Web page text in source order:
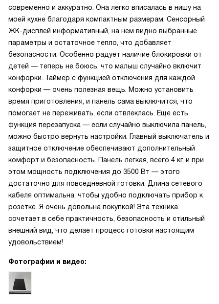
современно и аккуратно. Она легко вписалась в нишу на
моей кухне благодаря компактным размерам. Сенсорный
ЖК-дисплей информативный, на нем видно выбранные
параметры и остаточное тепло, что добавляет
безопасности. Особенно радует наличие блокировки от
детей — теперь не боюсь, что малыш случайно включит
конфорки. Таймер с функцией отключения для каждой
конфорки — очень полезная вещь. Можно установить
время приготовления, и панель сама выключится, что
помогает не переживать, если отвлеклась. Еще есть
функция перезапуска — если случайно выключила панель,
можно быстро вернуть настройки. Главный выключатель и
защитное отключение обеспечивают дополнительный
комфорт и безопасность. Панель легкая, всего 4 кг, и при
этом мощность подключения до 3500 Вт — этого
достаточно для повседневной готовки. Длина сетевого
кабеля оптимальна, чтобы удобно подключать прибор к
розетке. Я очень довольна покупкой! Эта техника
сочетает в себе практичность, безопасность и стильный
внешний вид, что делает процесс готовки настоящим
удовольствием!
Фотографии и видео: